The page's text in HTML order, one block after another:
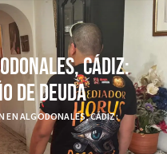
Cádiz:
de Deuda
EN ALGODONALES, CÁDIZ: